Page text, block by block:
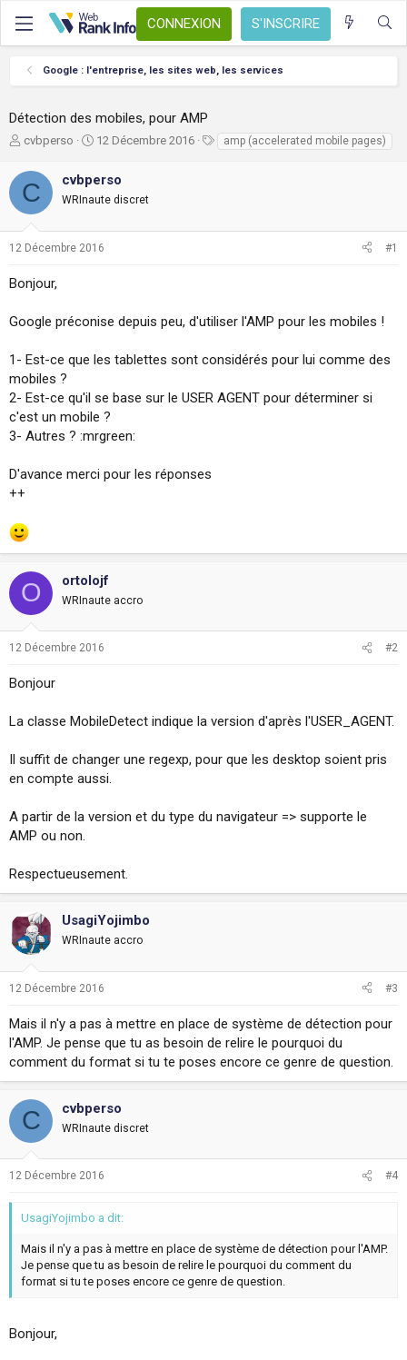
CONNEXION S'INSCRIRE
Google : l'entreprise, les sites web, les services
Détection des mobiles, pour AMP
A
t
e
u
e
a
i
c
u
s
s
i
o
cvbperso
D
e
d
é
12 Décembre 2016 amp (accelerated mobile pages)
C cvbperso
WRInaute discret
12 Décembre 2016 #1
Bonjour,
Google préconise depuis peu, d'utiliser l'AMP pour les mobiles !
1- Est-ce que les tablettes sont considérés pour lui comme des
mobiles ?
2- Est-ce qu'il se base sur le USER AGENT pour déterminer si
c'est un mobile ?
3- Autres ? :mrgreen:
D'avance merci pour les réponses
++
O ortolojf
WRInaute accro
12 Décembre 2016 #2
Bonjour
La classe MobileDetect indique la version d'après l'USER_AGENT.
Il suffit de changer une regexp, pour que les desktop soient pris
en compte aussi.
A partir de la version et du type du navigateur => supporte le
AMP ou non.
Respectueusement.
UsagiYojimbo
WRInaute accro
12 Décembre 2016 #3
Mais il n'y a pas à mettre en place de système de détection pour
l'AMP. Je pense que tu as besoin de relire le pourquoi du
comment du format si tu te poses encore ce genre de question.
C cvbperso
WRInaute discret
12 Décembre 2016 #4
UsagiYojimbo a dit:
Mais il n'y a pas à mettre en place de système de détection pour l'AMP.
Je pense que tu as besoin de relire le pourquoi du comment du
format si tu te poses encore ce genre de question.
Bonjour,